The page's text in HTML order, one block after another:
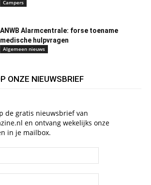
Campers
ANWB Alarmcentrale: forse toename
medische hulpvragen
Algemeen nieuws
ONZE NIEUWSBRIEF
de gratis nieuwsbrief van
en ontvang wekelijks onze
in je mailbox.